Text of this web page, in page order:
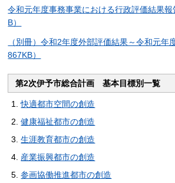
令和元年度事務事業における行政評価結果
B）
（別冊）令和2年度外部評価結果～令和元年
867KB）
第2次伊予市総合計画 基本目標別一覧
快適都市空間の創造
健康福祉都市の創造
生涯教育都市の創造
産業振興都市の創造
参画協働推進都市の創造